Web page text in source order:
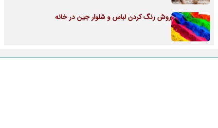
روش رنگ کردن لباس و شلوار جین در خانه